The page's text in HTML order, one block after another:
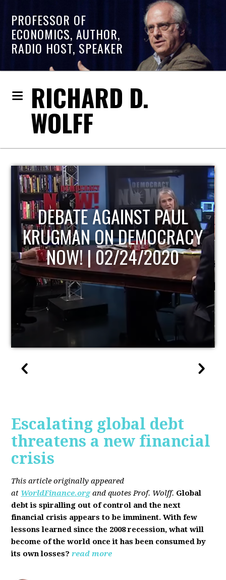
PROFESSOR OF
ECONOMICS, AUTHOR,
RADIO HOST, SPEAKER
RICHARD D.
WOLFF
HOST OF ECONOMIC
UPDATE
Escalating global debt
threatens a new financial
crisis
This article originally appeared
at WorldFinance.organd quotes Prof. Wolff. Global
debt is spiralling out of control and the next
financial crisis appears to be imminent. With few
lessons learned since the 2008 recession, what will
become of the world once it has been consumed by
its own losses? read more